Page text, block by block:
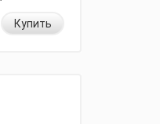
Купить